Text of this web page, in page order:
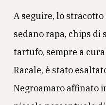
A seguire, lo
sedano rapa, chips di
tartufo, sempre a
Racale, è stato
Negroamaro affinato